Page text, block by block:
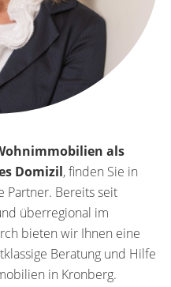
als
Domizil, finden Sie in
Partner. Bereits seit
überregional im
bieten wir Ihnen eine
Beratung und Hilfe
in Kronberg.